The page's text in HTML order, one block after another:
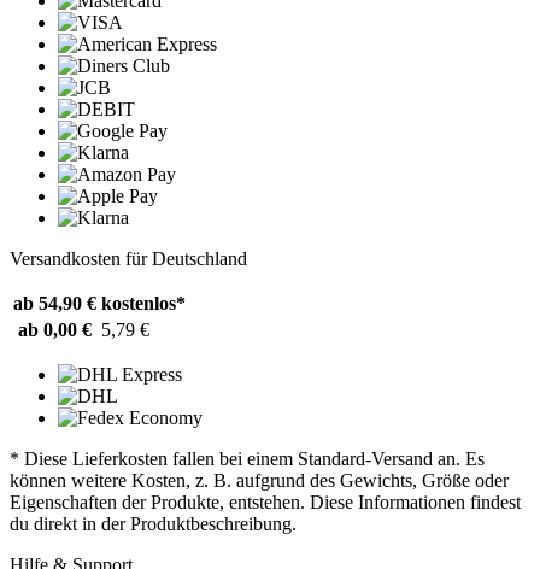
Versandkosten für Deutschland
ab 54,90 € kostenlos*
ab 0,00 € 5,79 €
* Diese Lieferkosten fallen bei einem Standard-Versand an. Es
können weitere Kosten, z. B. aufgrund des Gewichts, Größe oder
Eigenschaften der Produkte, entstehen. Diese Informationen findest
du direkt in der Produktbeschreibung.